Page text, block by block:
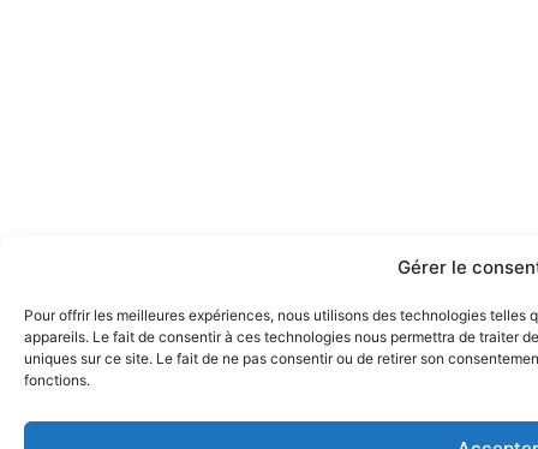
Gérer le
Pour offrir les meilleures expériences, nous utilisons des technologies
appareils. Le fait de consentir à ces technologies nous permettra de traiter
uniques sur ce site. Le fait de ne pas consentir ou de retirer son
fonctions.